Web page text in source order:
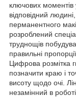
ключових моментів
відповідний
перманентного
розроблений
труднощів
правильні
Цифрова розмітка
позначити краю і
висоту щодо очі.
незамінний в